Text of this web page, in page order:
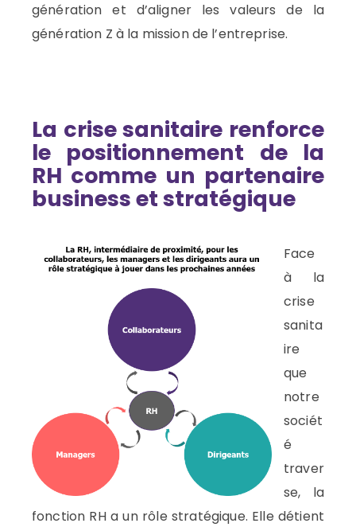
génération et d’aligner les valeurs de la
génération Z à la mission de l’entreprise.
La crise sanitaire renforce
le positionnement de la
RH comme un partenaire
business et stratégique
Face
à la
crise
sanita
ire
que
notre
sociét
é
traver
se, la
fonction RH a un rôle stratégique. Elle détient